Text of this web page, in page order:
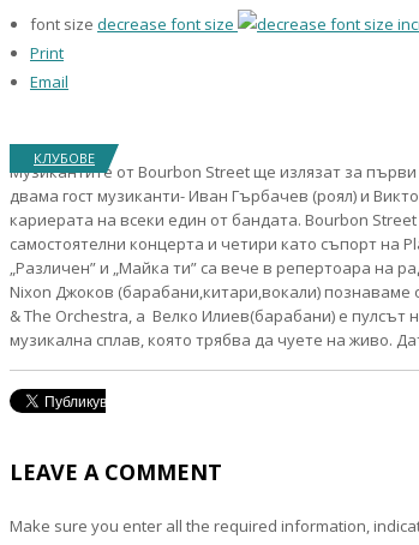
font size decrease font size
Print
Email
КЛУБОВЕ
Музикантите от Bourbon Street ще излязат за
двама гост музиканти- Иван Гърбачев (роял) и
кариерата на всеки един от бандата. Bourbon
самостоятелни концерта и четири като съпорт на
„Различен” и „Майка ти” са вече в репертоара на
Nixon Джоков (барабани,китари,вокали) познаваме
& The Orchestra, а Велко Илиев(барабани) е
музикална сплав, която трябва да чуете на живо.
LEAVE A COMMENT
Make sure you enter all the required information,